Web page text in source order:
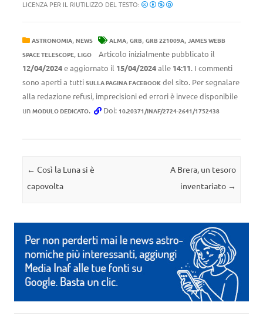
LICENZA PER IL RIUTILIZZO DEL TESTO:
ASTRONOMIA, NEWS ALMA, GRB, GRB 221009A, JAMES WEBB
SPACE TELESCOPE, LIGO
Articolo inizialmente pubblicato il
12/04/2024e aggiornato il 15/04/2024alle 14:11. I commenti
sono aperti a tutti SULLA PAGINA FACEBOOK del sito. Per segnalare
alla redazione refusi, imprecisioni ed errori è invece disponibile
un MODULO DEDICATO. Doi: 10.20371/INAF/2724-2641/1752438
Navigazione articolo
← Così la Luna si è
capovolta
A Brera, un tesoro
inventariato →